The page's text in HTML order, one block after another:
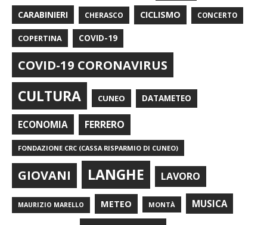
CARABINIERI CHERASCO CICLISMO CONCERTO
COPERTINA COVID-19
COVID-19 CORONAVIRUS
CULTURA CUNEO DATAMETEO
ECONOMIA FERRERO
FONDAZIONE CRC (CASSA RISPARMIO DI CUNEO)
GIOVANI LANGHE LAVORO
MAURIZIO MARELLO METEO MONTÀ MUSICA